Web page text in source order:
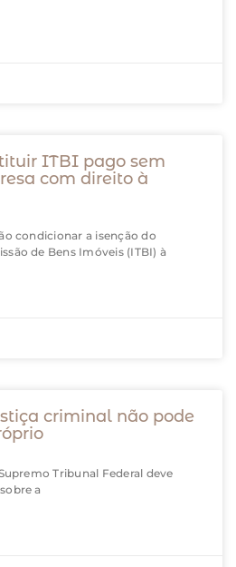
ITBI pago sem
com direito à
condicionar a isenção do
de Bens Imóveis (ITBI) à
criminal não pode
Tribunal Federal deve
a